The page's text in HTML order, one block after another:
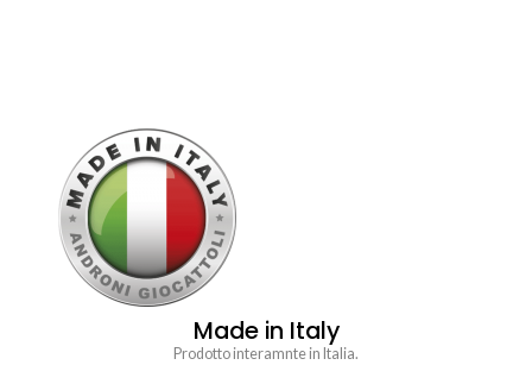
Made in Italy
Prodotto interamnte in Italia.